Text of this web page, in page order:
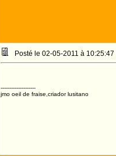
Posté le 02-05-2011 à 10:25:47
--------------------
jmo oeil de fraise,criador lusitano